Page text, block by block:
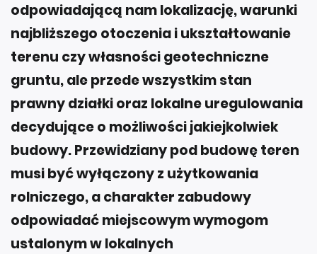
odpowiadającą nam lokalizację, warunki
najbliższego otoczenia i ukształtowanie
terenu czy własności geotechniczne
gruntu, ale przede wszystkim stan
prawny działki oraz lokalne uregulowania
decydujące o możliwości jakiejkolwiek
budowy. Przewidziany pod budowę teren
musi być wyłączony z użytkowania
rolniczego, a charakter zabudowy
odpowiadać miejscowym wymogom
ustalonym w lokalnych